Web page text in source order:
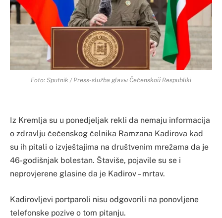
Foto: Sputnik / Press-služba glavы Čečenskoй Respubliki
Iz Kremlja su u ponedjeljak rekli da nemaju informacija
o zdravlju čečenskog čelnika Ramzana Kadirova kad
su ih pitali o izvještajima na društvenim mrežama da je
46-godišnjak bolestan. Štaviše, pojavile su se i
neprovjerene glasine da je Kadirov – mrtav.
Kadirovljevi portparoli nisu odgovorili na ponovljene
telefonske pozive o tom pitanju.